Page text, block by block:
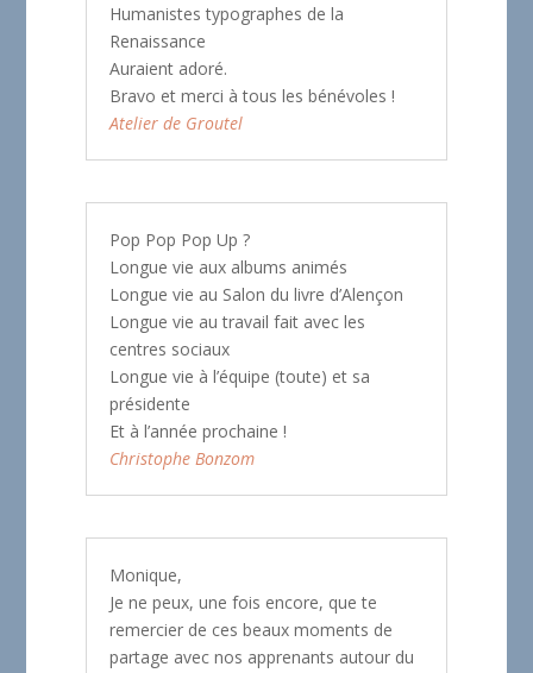
Humanistes typographes de la
Renaissance
Auraient adoré.
Bravo et merci à tous les bénévoles !
Atelier de Groutel
Pop Pop Pop Up ?
Longue vie aux albums animés
Longue vie au Salon du livre d’Alençon
Longue vie au travail fait avec les
centres sociaux
Longue vie à l’équipe (toute) et sa
présidente
Et à l’année prochaine !
Christophe Bonzom
Monique,
Je ne peux, une fois encore, que te
remercier de ces beaux moments de
partage avec nos apprenants autour du